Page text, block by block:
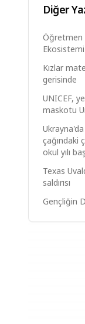
Diğer
Öğretmen
Kızlar
gerisinde
UNICEF,
maskotu
çağındaki
okul yılı
Texas
saldırısı
Gençliğin